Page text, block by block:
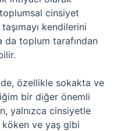
cinsiyet
kendilerini
da toplum tarafından
özellikle sokakta ve
bir diğer önemli
yalnızca cinsiyetle
köken ve yaş gibi